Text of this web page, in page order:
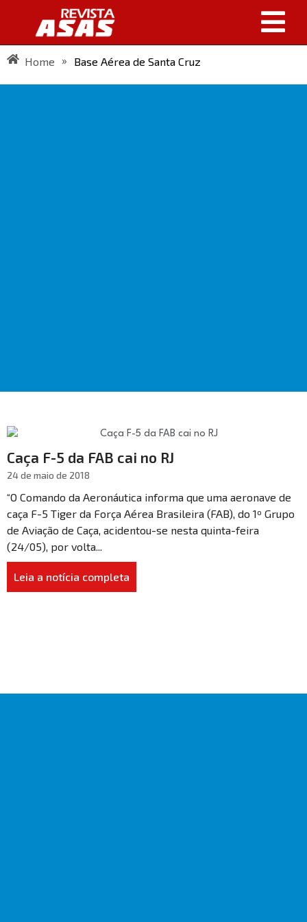
Home » Base Aérea de Santa Cruz
Caça F-5 da FAB cai no RJ
24 de maio de 2018
“O Comando da Aeronáutica informa que uma aeronave de
caça F-5 Tiger da Força Aérea Brasileira (FAB), do 1º Grupo
de Aviação de Caça, acidentou-se nesta quinta-feira
(24/05), por volta...
Leia a notícia completa